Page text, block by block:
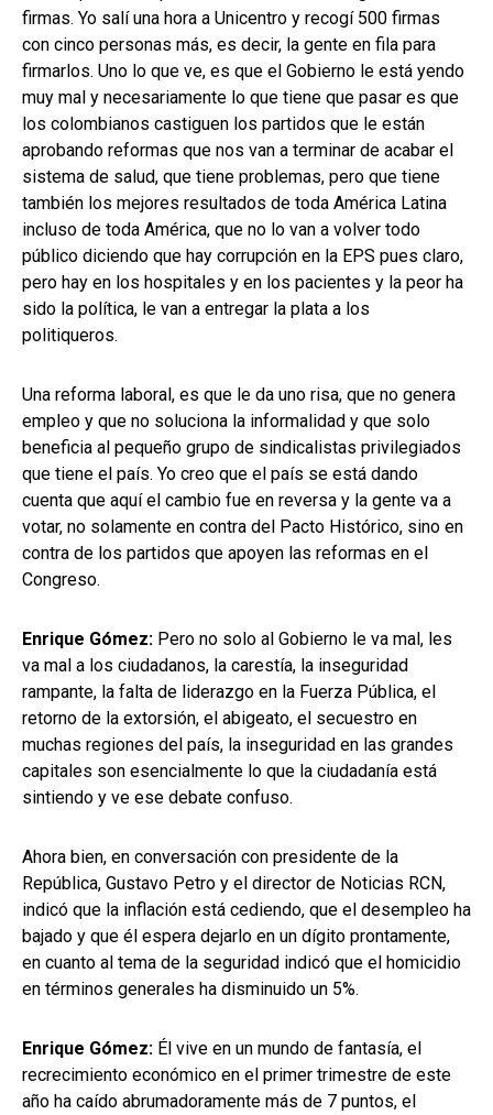
firmas. Yo salí una hora a Unicentro y recogí 500 firmas
con cinco personas más, es decir, la gente en fila para
firmarlos. Uno lo que ve, es que el Gobierno le está yendo
muy mal y necesariamente lo que tiene que pasar es que
los colombianos castiguen los partidos que le están
aprobando reformas que nos van a terminar de acabar el
sistema de salud, que tiene problemas, pero que tiene
también los mejores resultados de toda América Latina
incluso de toda América, que no lo van a volver todo
público diciendo que hay corrupción en la EPS pues claro,
pero hay en los hospitales y en los pacientes y la peor ha
sido la política, le van a entregar la plata a los
politiqueros.
Una reforma laboral, es que le da uno risa, que no genera
empleo y que no soluciona la informalidad y que solo
beneficia al pequeño grupo de sindicalistas privilegiados
que tiene el país. Yo creo que el país se está dando
cuenta que aquí el cambio fue en reversa y la gente va a
votar, no solamente en contra del Pacto Histórico, sino en
contra de los partidos que apoyen las reformas en el
Congreso.
Enrique Gómez: Pero no solo al Gobierno le va mal, les
va mal a los ciudadanos, la carestía, la inseguridad
rampante, la falta de liderazgo en la Fuerza Pública, el
retorno de la extorsión, el abigeato, el secuestro en
muchas regiones del país, la inseguridad en las grandes
capitales son esencialmente lo que la ciudadanía está
sintiendo y ve ese debate confuso.
Ahora bien, en conversación con presidente de la
República, Gustavo Petro y el director de Noticias RCN,
indicó que la inflación está cediendo, que el desempleo ha
bajado y que él espera dejarlo en un dígito prontamente,
en cuanto al tema de la seguridad indicó que el homicidio
en términos generales ha disminuido un 5%.
Enrique Gómez: Él vive en un mundo de fantasía, el
recrecimiento económico en el primer trimestre de este
año ha caído abrumadoramente más de 7 puntos, el